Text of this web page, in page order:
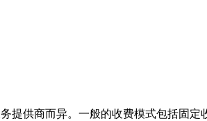
提供商而异。一般的收费模式包括固定